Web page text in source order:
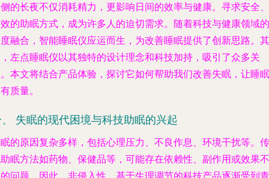
的长夜不仅消耗精力，更影响日间的效率与健康。寻求安全、
的助眠方式，成为许多人的迫切需求。随着科技与健康领域的
融合，智能睡眠仪应运而生，为改善睡眠提供了创新思路。其
左点睡眠仪以其独特的设计理念和科技加持，吸引了众多关
本文将结合产品体验，探讨它如何帮助我们改善失眠，让睡眠
质量。
失眠的现代困境与科技助眠的兴起
的原因复杂多样，包括心理压力、不良作息、环境干扰等。传
眠方法如药物、保健品等，可能存在依赖性、副作用或效果不